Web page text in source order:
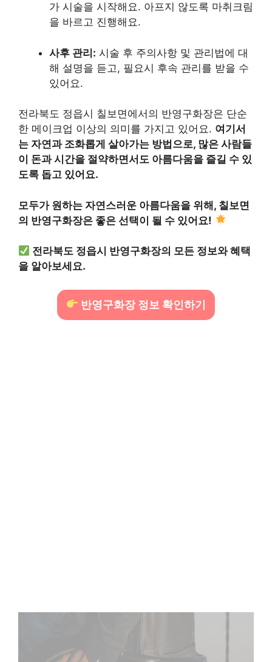
가 시술을 시작해요. 아프지 않도록 마취크림
을 바르고 진행해요.
사후 관리: 시술 후 주의사항 및 관리법에 대
해 설명을 듣고, 필요시 후속 관리를 받을 수
있어요.
전라북도 정읍시 칠보면에서의 반영구화장은 단순
한 메이크업 이상의 의미를 가지고 있어요. 여기서
는 자연과 조화롭게 살아가는 방법으로, 많은 사람들
이 돈과 시간을 절약하면서도 아름다움을 즐길 수 있
도록 돕고 있어요.
모두가 원하는 자연스러운 아름다움을 위해, 칠보면
의 반영구화장은 좋은 선택이 될 수 있어요!
전라북도 정읍시 반영구화장의 모든 정보와 혜택
을 알아보세요.
반영구화장 정보 확인하기